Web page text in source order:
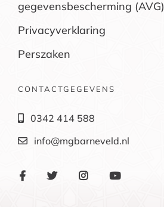
gegevensbescherming (AVG)
Privacyverklaring
Perszaken
CONTACTGEGEVENS
0342 414 588
info@mgbarneveld.nl